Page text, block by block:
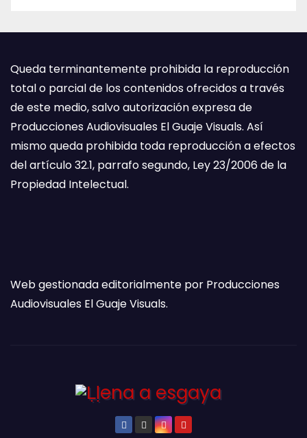
Queda terminantemente prohibida la reproducción
total o parcial de los contenidos ofrecidos a través
de este medio, salvo autorización expresa de
Producciones Audiovisuales El Guaje Visuals. Así
mismo queda prohibida toda reproducción a efectos
del artículo 32.1, parrafo segundo, Ley 23/2006 de la
Propiedad Intelectual.
Web gestionada editorialmente por Producciones
Audiovisuales El Guaje Visuals.